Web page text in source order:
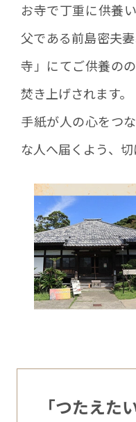
お寺で丁重に供養
父である前島密夫
寺」にてご供養の
焚き上げされます。
手紙が人の心をつ
な人へ届くよう、切
「つたえた